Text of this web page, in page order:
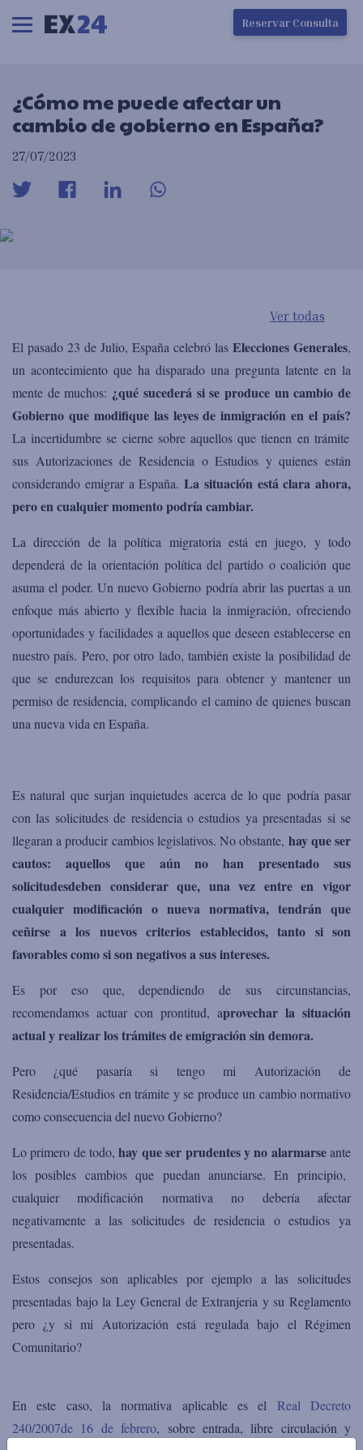
Ha ocurrido un error en la carga de la pantalla
Reservar Consulta
¿Cómo me puede afectar un
cambio de gobierno en España?
27/07/2023
Ver todas
El pasado 23 de Julio, España celebró las Elecciones Generales,
un acontecimiento que ha disparado una pregunta latente en la
mente de muchos: ¿qué sucederá si se produce un cambio de
Gobierno que modifique las leyes de inmigración en el país?
La incertidumbre se cierne sobre aquellos que tienen en trámite
sus Autorizaciones de Residencia o Estudios y quienes están
considerando emigrar a España. La situación está clara ahora,
pero en cualquier momento podría cambiar.
La dirección de la política migratoria está en juego, y todo
dependerá de la orientación política del partido o coalición que
asuma el poder. Un nuevo Gobierno podría abrir las puertas a un
enfoque más abierto y flexible hacia la inmigración, ofreciendo
oportunidades y facilidades a aquellos que deseen establecerse en
nuestro país. Pero, por otro lado, también existe la posibilidad de
que se endurezcan los requisitos para obtener y mantener un
permiso de residencia, complicando el camino de quienes buscan
una nueva vida en España.
Es natural que surjan inquietudes acerca de lo que podría pasar
conlas solicitudes de residencia o estudios ya presentadas si se
llegaran a producir cambios legislativos.No obstante, hay que ser
cautos:
aquellos que aún no han presentado sus
solicitudesdeben considerar que, una vez entre en vigor
cualquier modificación o nueva normativa, tendrán que
ceñirse a los nuevos criterios establecidos, tanto si son
favorables como si son negativos a sus intereses.
Es por eso que, dependiendo de sus circunstancias,
recomendamos actuar con prontitud, aprovechar la situación
actual y realizar los trámites de emigración sin demora.
Pero ¿qué pasaría si tengo mi Autorización de
Residencia/Estudios en trámite y se produce un cambio normativo
como consecuencia del nuevo Gobierno?
Lo primero de todo,hay que ser prudentesy no alarmarseante
los posibles cambios que puedan anunciarse. En principio,
cualquier modificación normativano debería afectar
negativamente a las solicitudes de residencia o estudios ya
presentadas.
Estos consejos son aplicablespor ejemplo a las solicitudes
presentadas bajola LeyGeneral de Extranjeria y su Reglamento
pero ¿y si mi Autorización está regulada bajo el Régimen
Comunitario?
En este caso, la normativa aplicable es el Real Decreto
240/2007de 16 de febrero, sobre entrada, libre circulación y